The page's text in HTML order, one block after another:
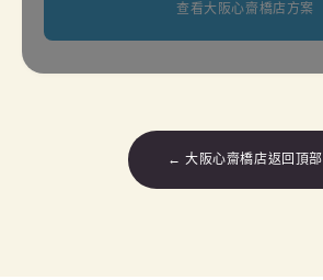
查看大阪心齋橋店方案
← 大阪心齋橋店返回頂部